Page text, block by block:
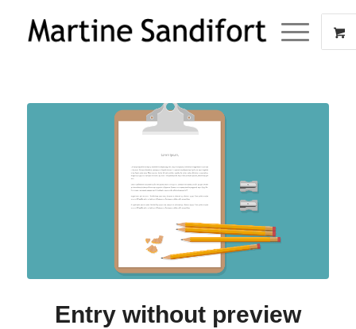
Entry without preview